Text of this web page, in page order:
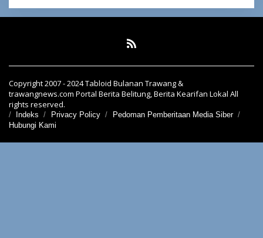
Copyright 2007 - 2024 Tabloid Bulanan Trawang &
trawangnews.com Portal Berita Belitung, Berita Kearifan Lokal All
rights reserved.
Indeks Privacy Policy
Pedoman Pemberitaan Media Siber
Hubungi Kami